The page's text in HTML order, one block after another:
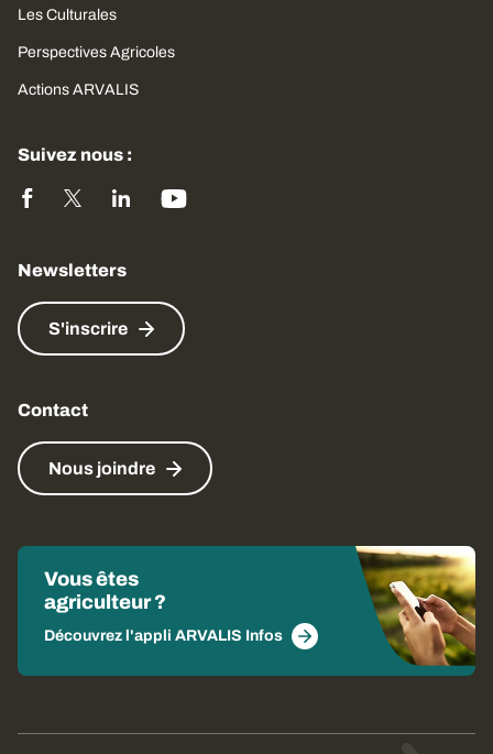
Les Culturales
Perspectives Agricoles
Actions ARVALIS
Suivez nous :
Newsletters
S'inscrire
Contact
Nous joindre
Vous êtes
agriculteur ?
Découvrez l'appli ARVALIS Infos